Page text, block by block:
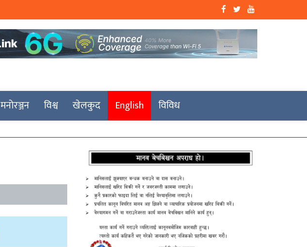
मनोरञ्जन विश्व खेलकुद English विविध